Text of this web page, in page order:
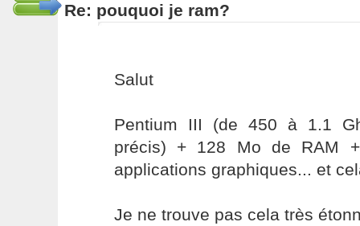
Re: pouquoi je ram?
Salut
Pentium III (de 450 à 1.1
précis) + 128 Mo de RAM
applications graphiques... et
Je ne trouve pas cela très